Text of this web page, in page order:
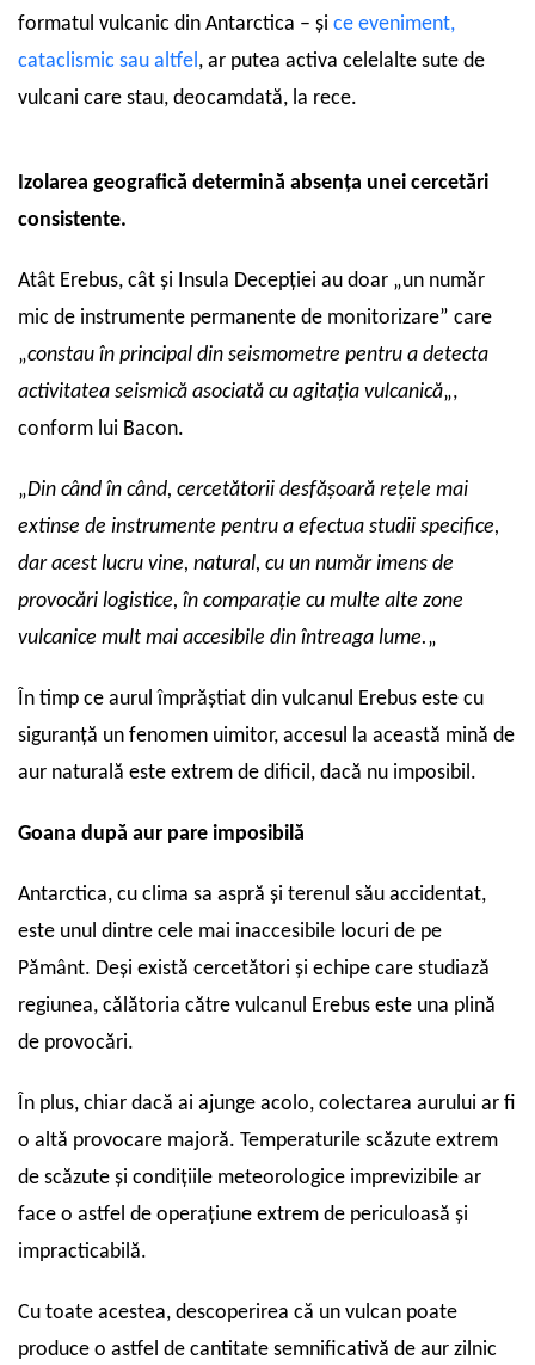
formatul vulcanic din Antarctica – și ce eveniment,
cataclismic sau altfel, ar putea activa celelalte sute de
vulcani care stau, deocamdată, la rece.
Izolarea geografică determină absența unei cercetări
consistente.
Atât Erebus, cât și Insula Decepției au doar „un număr
mic de instrumente permanente de monitorizare” care
„constau în principal din seismometre pentru a detecta
activitatea seismică asociată cu agitația vulcanică„,
conform lui Bacon.
„Din când în când, cercetătorii desfășoară rețele mai
extinse de instrumente pentru a efectua studii specifice,
dar acest lucru vine, natural, cu un număr imens de
provocări logistice, în comparație cu multe alte zone
vulcanice mult mai accesibile din întreaga lume.„
În timp ce aurul împrăștiat din vulcanul Erebus este cu
siguranță un fenomen uimitor, accesul la această mină de
aur naturală este extrem de dificil, dacă nu imposibil.
Goana după aur pare imposibilă
Antarctica, cu clima sa aspră și terenul său accidentat,
este unul dintre cele mai inaccesibile locuri de pe
Pământ. Deși există cercetători și echipe care studiază
regiunea, călătoria către vulcanul Erebus este una plină
de provocări.
În plus, chiar dacă ai ajunge acolo, colectarea aurului ar fi
o altă provocare majoră. Temperaturile scăzute extrem
de scăzute și condițiile meteorologice imprevizibile ar
face o astfel de operațiune extrem de periculoasă și
impracticabilă.
Cu toate acestea, descoperirea că un vulcan poate
produce o astfel de cantitate semnificativă de aur zilnic